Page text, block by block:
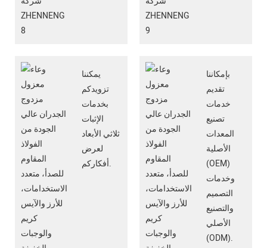
يمكننا
تزويدكم
بخدمات
الإثبات
ثلاثي الأبعاد
لعرض
أفكاركم.
بإمكاننا
تقديم
خدمات
تصنيع
المعدات
الأصلية
(OEM)
وخدمات
التصميم
والتصنيع
الأصلي
(ODM).